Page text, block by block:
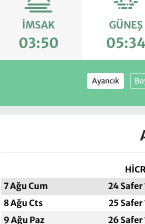
İMSAK
03:50
GÜNEŞ
Ayancık
7 Ağu Cum
24
8 Ağu Cts
25
9 Ağu Paz
26